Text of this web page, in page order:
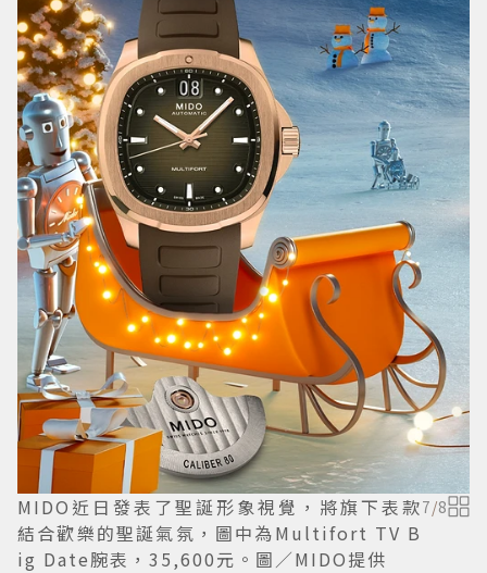
MIDO近日發表了聖誕形象視覺，將旗下表款
結合歡樂的聖誕氣氛，圖中為Multifort TV B
ig Date腕表，35,600元。圖／MIDO提供
7/8